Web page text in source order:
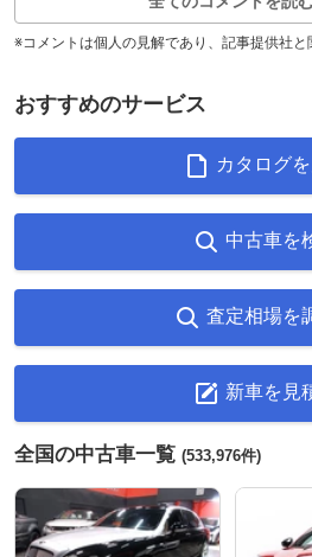
※コメントは個人の見解であり、記事提供社と
おすすめのサービス
カタログ
中古車を
査定相場を
新車を見
全国の中古車一覧 (533,976件)